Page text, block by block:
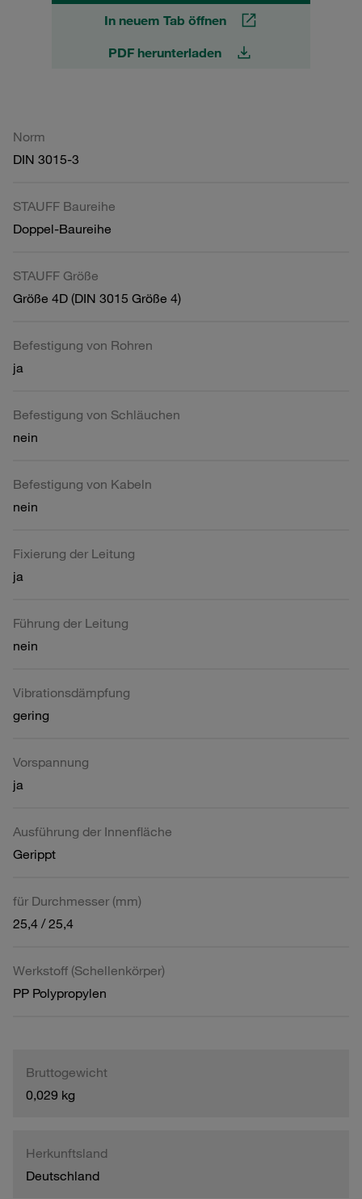
In neuem Tab öffnen
PDF herunterladen
Norm
DIN 3015-3
STAUFF Baureihe
Doppel-Baureihe
STAUFF Größe
Größe 4D (DIN 3015 Größe 4)
Befestigung von Rohren
ja
Befestigung von Schläuchen
nein
Befestigung von Kabeln
nein
Fixierung der Leitung
ja
Führung der Leitung
nein
Vibrationsdämpfung
gering
Vorspannung
ja
Ausführung der Innenfläche
Gerippt
für Durchmesser (mm)
25,4 / 25,4
Werkstoff (Schellenkörper)
PP Polypropylen
Bruttogewicht
0,029 kg
Herkunftsland
Deutschland